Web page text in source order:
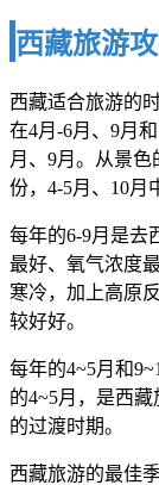
西藏旅游
西藏适合旅游的
在4月-6月、9月
月、9月。从景色
份，4-5月、10月
每年的6-9月是去
最好、氧气浓度
寒冷，加上高原
较好好。
每年的4~5月和
的4~5月，是西
的过渡时期。
西藏旅游的最佳